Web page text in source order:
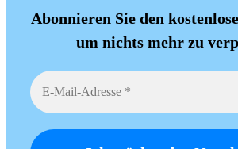
Abonnieren Sie den
um nichts mehr zu